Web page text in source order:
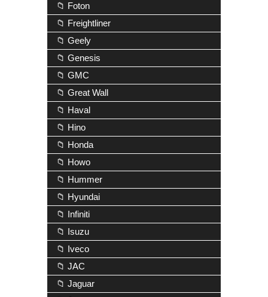
📁 Foton
📁 Freightliner
📁 Geely
📁 Genesis
📁 GMC
📁 Great Wall
📁 Haval
📁 Hino
📁 Honda
📁 Howo
📁 Hummer
📁 Hyundai
📁 Infiniti
📁 Isuzu
📁 Iveco
📁 JAC
📁 Jaguar